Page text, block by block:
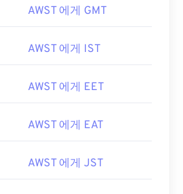
AWST 에게 GMT
AWST 에게 IST
AWST 에게 EET
AWST 에게 EAT
AWST 에게 JST